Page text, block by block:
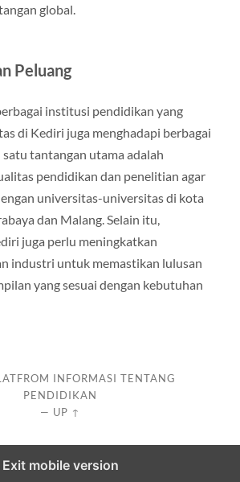
global.
Peluang
institusi pendidikan yang
di Kediri juga menghadapi berbagai
satu tantangan utama adalah
pendidikan dan penelitian agar
universitas-universitas di kota
dan Malang. Selain itu,
juga perlu meningkatkan
industri untuk memastikan lulusan
yang sesuai dengan kebutuhan
INFORMASI TENTANG
PENDIDIKAN
— UP ↑
Exit mobile version